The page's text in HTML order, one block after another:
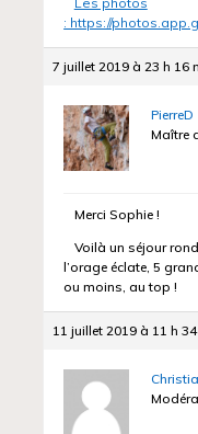
Les photos
: https://
7 juillet 2019 à 23 h 16
PierreD
Maître
Merci Sophie !
Voilà un séjour
l’orage éclate, 5
ou moins, au top !
11 juillet 2019 à 11 h